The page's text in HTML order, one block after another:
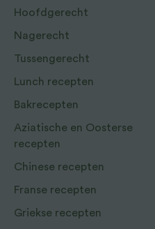
Hoofdgerecht
Nagerecht
Tussengerecht
Lunch recepten
Bakrecepten
Aziatische en Oosterse
recepten
Chinese recepten
Franse recepten
Griekse recepten